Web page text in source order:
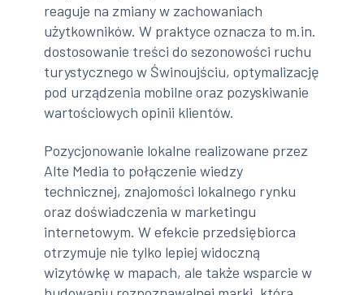
reaguje na zmiany w zachowaniach
użytkowników. W praktyce oznacza to m.in.
dostosowanie treści do sezonowości ruchu
turystycznego w Świnoujściu, optymalizację
pod urządzenia mobilne oraz pozyskiwanie
wartościowych opinii klientów.
Pozycjonowanie lokalne realizowane przez
Alte Media to połączenie wiedzy
technicznej, znajomości lokalnego rynku
oraz doświadczenia w marketingu
internetowym. W efekcie przedsiębiorca
otrzymuje nie tylko lepiej widoczną
wizytówkę w mapach, ale także wsparcie w